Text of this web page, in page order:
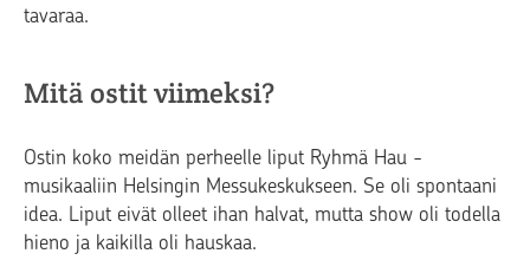
tavaraa.
Mitä ostit viimeksi?
Ostin koko meidän perheelle liput Ryhmä Hau -
musikaaliin Helsingin Messukeskukseen. Se oli spontaani
idea. Liput eivät olleet ihan halvat, mutta show oli todella
hieno ja kaikilla oli hauskaa.